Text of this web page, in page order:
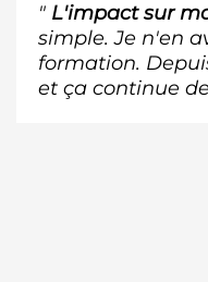
" L'impact sur
simple. Je n'en
formation.
et ça continue